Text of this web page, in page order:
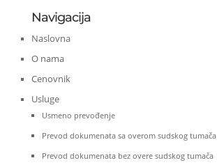
Navigacija
Naslovna
O nama
Cenovnik
Usluge
Usmeno prevođenje
Prevod dokumenata sa overom sudskog tumača
Prevod dokumenata bez overe sudskog tumača